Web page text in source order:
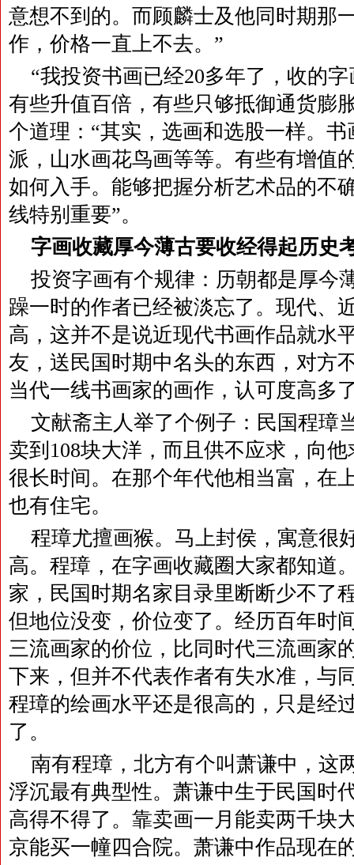
意想不到的。而顾麟士及他同时期那
作，价格一直上不去。”
“我投资书画已经20多年了，收的
有些升值百倍，有些只够抵御通货膨
个道理：“其实，选画和选股一样。
派，山水画花鸟画等等。有些有增值
如何入手。能够把握分析艺术品的不
线特别重要”。
字画收藏厚今薄古要收经得起历史
投资字画有个规律：历朝都是厚今
躁一时的作者已经被淡忘了。现代、
高，这并不是说近现代书画作品就水
友，送民国时期中名头的东西，对方
当代一线书画家的画作，认可度高多
文献斋主人举了个例子：民国程璋
卖到108块大洋，而且供不应求，向
很长时间。在那个年代他相当富，在
也有住宅。
程璋尤擅画猴。马上封侯，寓意很
高。程璋，在字画收藏圈大家都知道
家，民国时期名家目录里断断少不了
但地位没变，价位变了。经历百年时
三流画家的价位，比同时代三流画家
下来，但并不代表作者有失水准，与
程璋的绘画水平还是很高的，只是经
了。
南有程璋，北方有个叫萧谦中，这
浮沉最有典型性。萧谦中生于民国时
高得不得了。靠卖画一月能卖两千块
京能买一幢四合院。萧谦中作品现在